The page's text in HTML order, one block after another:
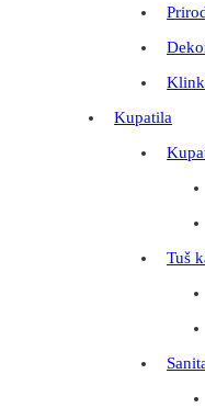
Kupatila
Tuš